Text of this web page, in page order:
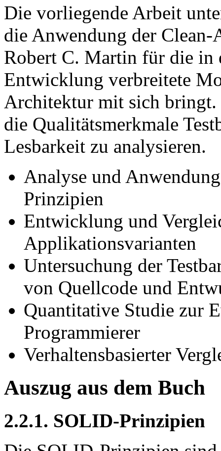
Die vorliegende Arbeit
die Anwendung der
Robert C. Martin für die in
Entwicklung verbreitete
Architektur mit sich
die Qualitätsmerkmale
Lesbarkeit zu analysieren.
Analyse und
Prinzipien
Entwicklung und
Applikationsvarianten
Untersuchung der
von Quellcode und
Quantitative Studie zur
Programmierer
Verhaltensbasierter
Auszug aus dem Buch
2.2.1. SOLID-Prinzipien